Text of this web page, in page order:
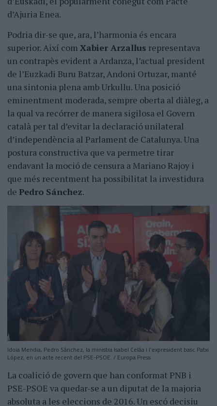
d’Ajuria Enea.
Podria dir-se que, ara, l’harmonia és encara
superior. Així com Xabier Arzallus representava
un contrapès evident a Ardanza, l’actual president
de l’Euzkadi Buru Batzar, Andoni Ortuzar, manté
una sintonia plena amb Urkullu. Una posició
eminentment moderada, sempre oberta al diàleg, a
la qual va recórrer de manera sigilosa el Govern
català per tal d’evitar la declaració unilateral
d’independència al Parlament de Catalunya. Una
postura constructiva que va permetre tirar
endavant la moció de censura a Mariano Rajoy i
que més recentment ha possibilitat la investidura
de Pedro Sánchez.
Idoia Mendia, Pedro Sánchez, la ministra Isabel Celáa i l’expresident basc Patxi
López, en un acte recent del PSE-PSOE. / Europa Press
La coalició de govern que han conformat PNB i
PSE-PSOE va quedar-se a un diputat de la majoria
absoluta a les eleccions de 2016. Un escó decisiu